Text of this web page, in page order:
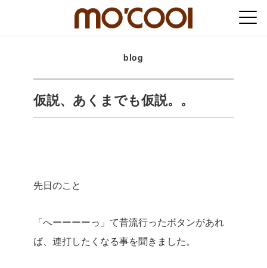
blog
仮説、あくまでも仮説。。
先日のこと
「へーーーーっ」て昔流行ったボタンがあれ
ば、連打したくなる事を聞きました。